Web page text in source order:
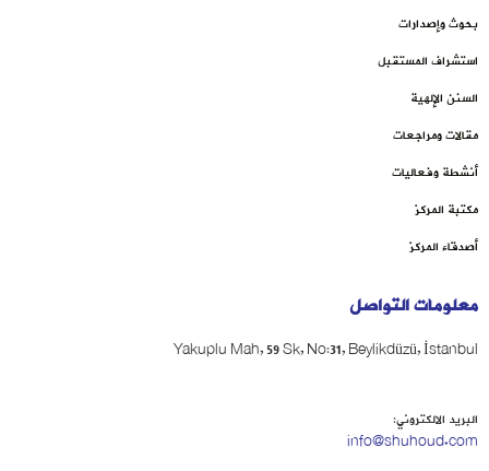
بحوث وإصدارات
استشراف المستقبل
السنن الإلهية
مقالات ومراجعات
أنشطة وفعاليات
مكتبة المركز
أصدقاء المركز
معلومات التواصل
Yakuplu Mah, 59 Sk, No:31, Beylikdüzü, İstanbul
البريد الالكتروني:
info@shuhoud.com